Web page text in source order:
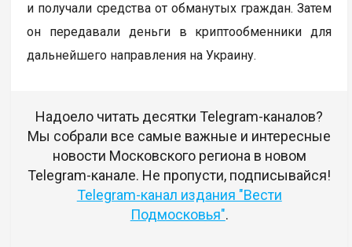
и получали средства от обманутых граждан. Затем
он передавали деньги в криптообменники для
дальнейшего направления на Украину.
Надоело читать десятки Telegram-каналов?
Мы собрали все самые важные и интересные
новости Московского региона в новом
Telegram-канале. Не пропусти, подписывайся!
Telegram-канал издания "Вести
Подмосковья".